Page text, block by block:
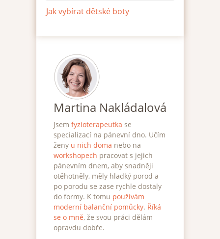
Jak vybírat dětské boty
Martina Nakládalová
Jsem fyzioterapeutka se
specializací na pánevní dno. Učím
ženy u nich doma nebo na
workshopech pracovat s jejich
pánevním dnem, aby snadněji
otěhotněly, měly hladký porod a
po porodu se zase rychle dostaly
do formy. K tomu používám
moderní balanční pomůcky. Říká
se o mně, že svou práci dělám
opravdu dobře.